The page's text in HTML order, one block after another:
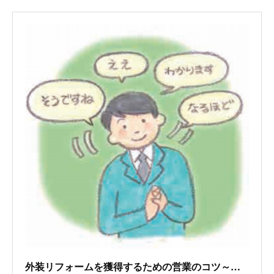
外装リフォームを獲得するための営業のコツ～ヒアリング～